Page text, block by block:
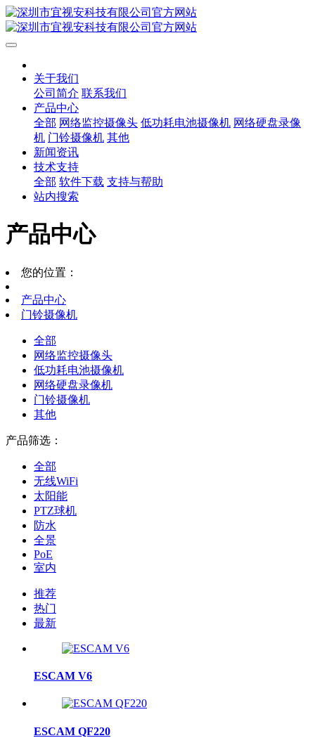
关于我们
公司简介 联系我们
产品中心
全部 网络监控摄像头 低功耗电池摄像机 网络硬盘录像
机 门铃摄像机 其他
新闻资讯
技术支持
全部 软件下载 支持与帮助
站内搜索
产品中心
您的位置：
产品中心
门铃摄像机
全部
网络监控摄像头
低功耗电池摄像机
网络硬盘录像机
门铃摄像机
其他
产品筛选：
全部
无线WiFi
太阳能
PTZ球机
防水
全景
PoE
室内
推荐
热门
最新
ESCAM V6
ESCAM QF220